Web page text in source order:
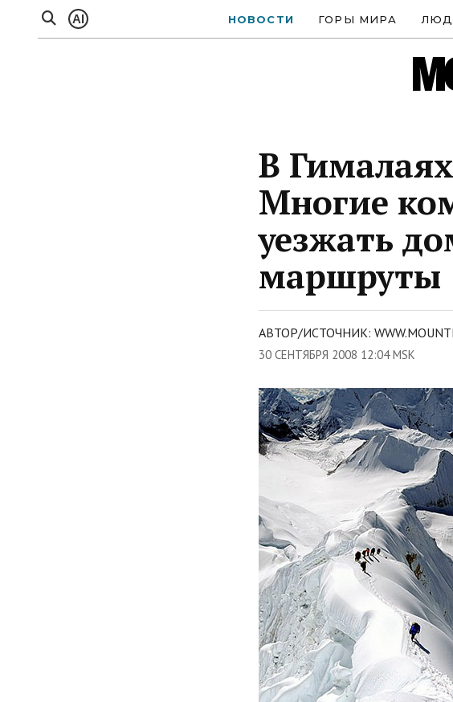
AI НОВОСТИ ГОРЫ МИРА
В
Многие
уезжать
маршруты
АВТОР/ИСТОЧНИК:
30 СЕНТЯБРЯ 2008 12:04 MSK